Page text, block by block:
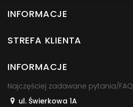
INFORMACJE
STREFA KLIENTA
INFORMACJE
Najczęściej zadawane pytania/FAQ
ul. Świerkowa 1A